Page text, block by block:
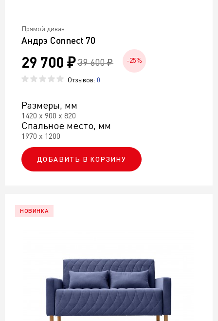
Прямой диван
Андрэ Connect 70
29 700 ₽ 39 600 ₽ -25%
Отзывов: 0
Размеры, мм
1420 х 900 х 820
Спальное место, мм
1970 х 1200
ДОБАВИТЬ В КОРЗИНУ
НОВИНКА